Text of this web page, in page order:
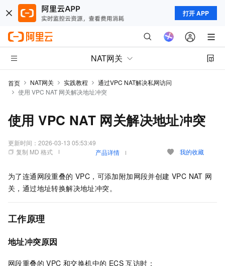
打开 APP
NAT网关
首页 NAT网关 实践教程
通过VPC NAT解决私网访问
使用 VPC NAT 网关解决地址冲突
使用 VPC NAT 网关解决地址冲突
更新时间： 2026-03-13 05:53:49
复制 MD 格式
产品详情 我的收藏
为了连通网段重叠的 VPC，可添加附加网段并创建 VPC NAT 网
关，通过地址转换解决地址冲突。
工作原理
地址冲突原因
网段重叠的 VPC 和交换机中的 ECS 互访时：